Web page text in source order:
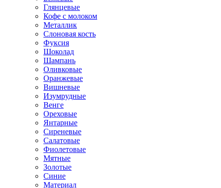
Глянцевые
Кофе с молоком
Металлик
Слоновая кость
Фуксия
Шоколад
Шампань
Оливковые
Оранжевые
Вишневые
Изумрудные
Венге
Ореховые
Янтарные
Сиреневые
Салатовые
Фиолетовые
Мятные
Золотые
Синие
Материал